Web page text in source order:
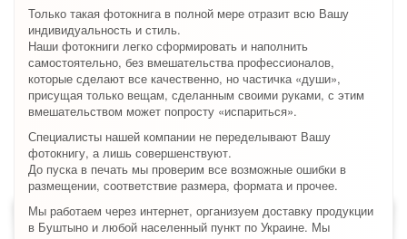
Только такая фотокнига в полной мере отразит всю Вашу
индивидуальность и стиль.
Наши фотокниги легко сформировать и наполнить
самостоятельно, без вмешательства профессионалов,
которые сделают все качественно, но частичка «души»,
присущая только вещам, сделанным своими руками, с этим
вмешательством может попросту «испариться».
Специалисты нашей компании не переделывают Вашу
фотокнигу, а лишь совершенствуют.
До пуска в печать мы проверим все возможные ошибки в
размещении, соответствие размера, формата и прочее.
Мы работаем через интернет, организуем доставку продукции
в Буштыно и любой населенный пункт по Украине. Мы